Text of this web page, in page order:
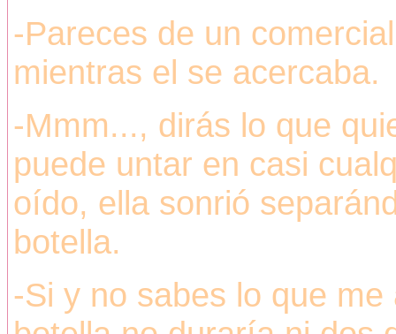
-Pareces de un
mientras el se acercaba.
-Mmm..., dirás lo que
puede untar en casi
oído, ella sonrió
botella.
-Si y no sabes lo que